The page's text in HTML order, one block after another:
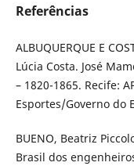
Referências
ALBUQUERQUE E
Lúcia Costa. José
– 1820-1865. Recife:
Esportes/Governo do
BUENO, Beatriz
Brasil dos